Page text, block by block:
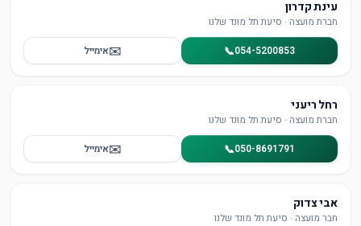
עינת קדרון
חברת מועצה · סיעת תל מונד שלנו
📞054-5200853
✉️אימייל
רחל ריעני
חברת מועצה · סיעת תל מונד שלנו
📞050-8691791
✉️אימייל
אבי צדוק
חבר מועצה · סיעת תל מונד שלנו